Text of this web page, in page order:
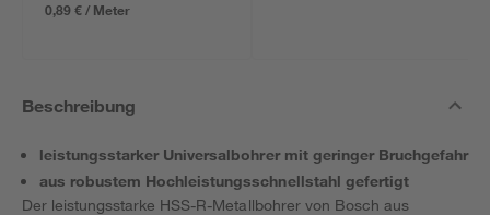
0,89 € / Meter
Beschreibung
leistungsstarker Universalbohrer mit geringer Bruchgefahr
aus robustem Hochleistungsschnellstahl gefertigt
Der leistungsstarke HSS-R-Metallbohrer von Bosch aus